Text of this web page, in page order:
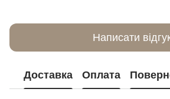
Написати
Доставка Оплата